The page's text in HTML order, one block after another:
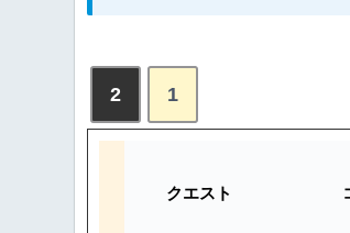
2 1
クエスト